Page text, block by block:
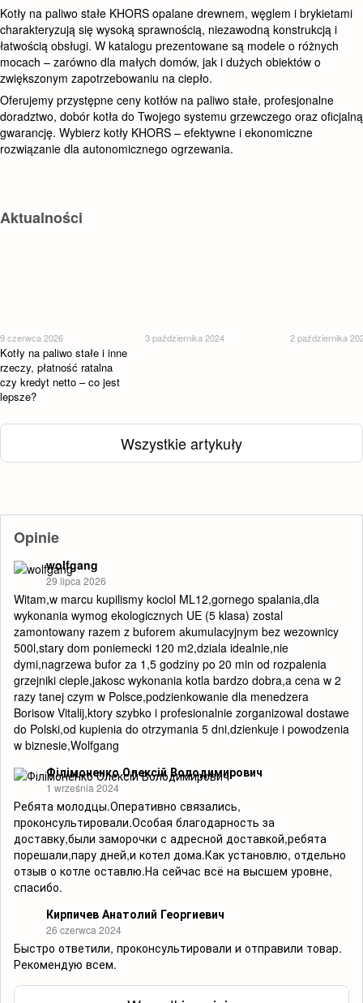
Kotły na paliwo stałe KHORS opalane drewnem, węglem i brykietami
charakteryzują się wysoką sprawnością, niezawodną konstrukcją i
łatwością obsługi. W katalogu prezentowane są modele o różnych
mocach – zarówno dla małych domów, jak i dużych obiektów o
zwiększonym zapotrzebowaniu na ciepło.
Oferujemy przystępne ceny kotłów na paliwo stałe, profesjonalne
doradztwo, dobór kotła do Twojego systemu grzewczego oraz oficjalną
gwarancję. Wybierz kotły KHORS – efektywne i ekonomiczne
rozwiązanie dla autonomicznego ogrzewania.
Aktualności
9 czerwca 2026
Kotły na paliwo stałe i inne
rzeczy, płatność ratalna
czy kredyt netto – co jest
lepsze?
3 października 2024 2 października
Wszystkie artykuły
Opinie
wolfgang
29 lipca 2026
Witam,w marcu kupilismy kociol ML12,gornego spalania,dla
wykonania wymog ekologicznych UE (5 klasa) zostal
zamontowany razem z buforem akumulacyjnym bez wezownicy
500l,stary dom poniemecki 120 m2,dziala idealnie,nie
dymi,nagrzewa bufor za 1,5 godziny po 20 min od rozpalenia
grzejniki cieple,jakosc wykonania kotla bardzo dobra,a cena w 2
razy tanej czym w Polsce,podzienkowanie dla menedzera
Borisow Vitalij,ktory szybko i profesionalnie zorganizowal dostawe
do Polski,od kupienia do otrzymania 5 dni,dzienkuje i powodzenia
w biznesie,Wolfgang
Філімоненко Олексій Володимирович
1 września 2024
Ребята молодцы.Оперативно связались,
проконсультировали.Особая благодарность за
доставку,были заморочки с адресной доставкой,ребята
порешали,пару дней,и котел дома.Как установлю, отдельно
отзыв о котле оставлю.На сейчас всё на высшем уровне,
спасибо.
Кирпичев Анатолий Георгиевич
26 czerwca 2024
Быстро ответили, проконсультировали и отправили товар.
Рекомендую всем.